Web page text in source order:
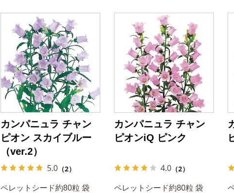
カンパニュラ チャン
ピオン スカイブルー
（ver.2）
5.0 （2）
ペレットシード約80粒 袋
カンパニュラ チャン
ピオンiQ ピンク
4.0 （2）
ペレットシード約80粒 袋